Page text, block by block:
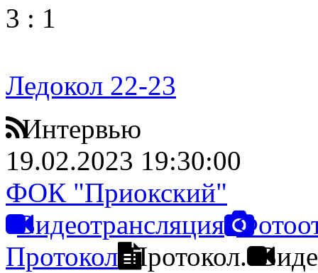
3 : 1
Ледокол 22-23
Интервью
19.02.2023 19:30:00
ФОК "Приокский"
Видеотрансляция
Протокол Протокол.